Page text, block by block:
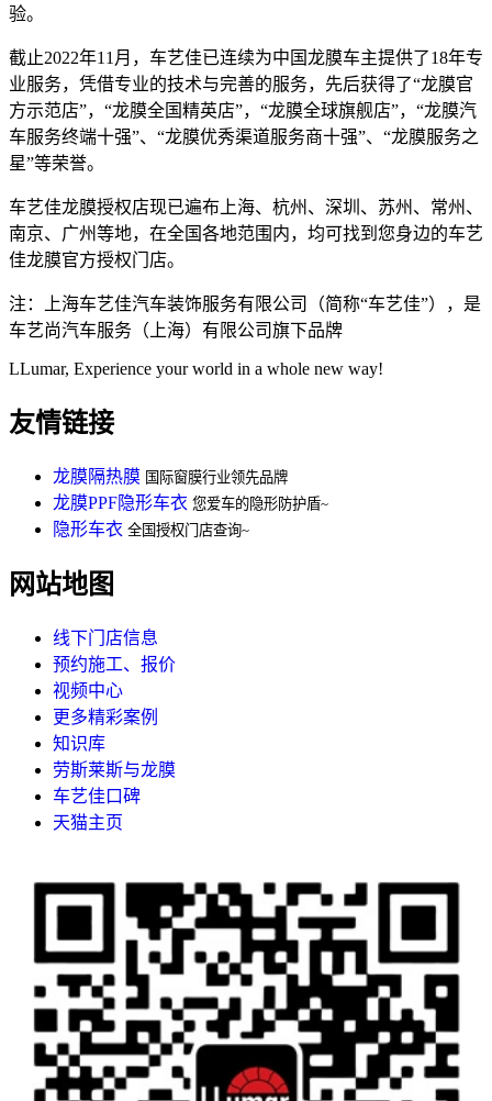
验。
截止2022年11月，车艺佳已连续为中国龙膜车主提供了18年专
业服务，凭借专业的技术与完善的服务，先后获得了“龙膜官
方示范店”，“龙膜全国精英店”，“龙膜全球旗舰店”，“龙膜汽
车服务终端十强”、“龙膜优秀渠道服务商十强”、“龙膜服务之
星”等荣誉。
车艺佳龙膜授权店现已遍布上海、杭州、深圳、苏州、常州、
南京、广州等地，在全国各地范围内，均可找到您身边的车艺
佳龙膜官方授权门店。
注：上海车艺佳汽车装饰服务有限公司（简称“车艺佳”），是
车艺尚汽车服务（上海）有限公司旗下品牌
LLumar, Experience your world in a whole new way!
友情链接
龙膜隔热膜 国际窗膜行业领先品牌
龙膜PPF隐形车衣 您爱车的隐形防护盾~
隐形车衣 全国授权门店查询~
网站地图
线下门店信息
预约施工、报价
视频中心
更多精彩案例
知识库
劳斯莱斯与龙膜
车艺佳口碑
天猫主页